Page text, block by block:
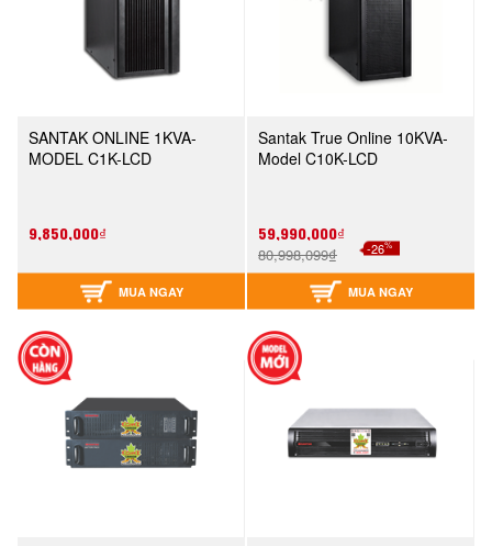
SANTAK ONLINE 1KVA-
MODEL C1K-LCD
9,850,000₫
MUA NGAY
Santak True Online 10KVA-
Model C10K-LCD
59,990,000₫
80,998,099₫ -26%
MUA NGAY